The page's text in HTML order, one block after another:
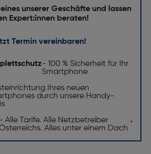
unserer Geschäfte und lassen
Expert:innen beraten!
Termin vereinbaren!
- 100 % Sicherheit für Ihr
Smartphone
Ihres neuen
durch unsere Handy-
Alle Tarife. Alle Netzbetreiber
Alles unter einem Dach
.